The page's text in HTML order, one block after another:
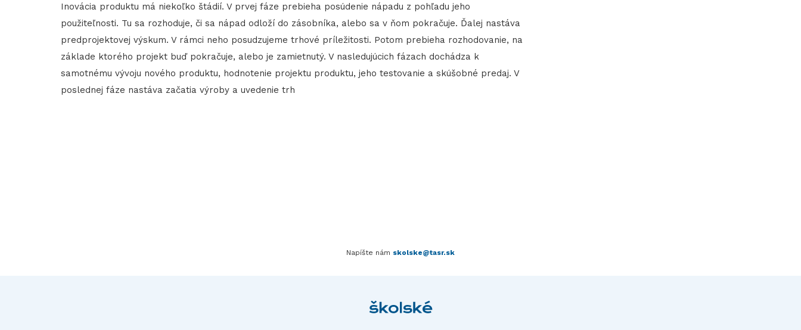
Inovácia produktu má niekoľko štádií. V prvej fáze prebieha posúdenie nápadu z pohľadu jeho
použiteľnosti. Tu sa rozhoduje, či sa nápad odloží do zásobníka, alebo sa v ňom pokračuje. Ďalej nastáva
predprojektovej výskum. V rámci neho posudzujeme trhové príležitosti. Potom prebieha rozhodovanie, na
základe ktorého projekt buď pokračuje, alebo je zamietnutý. V nasledujúcich fázach dochádza k
samotnému vývoju nového produktu, hodnotenie projektu produktu, jeho testovanie a skúšobné predaj. V
poslednej fáze nastáva začatia výroby a uvedenie trh
Napíšte nám skolske@tasr.sk